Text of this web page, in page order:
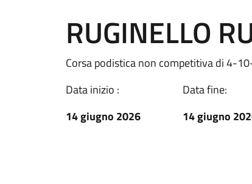
RUGINELLO
Corsa podistica non competitiva di 4-
Data inizio :
14 giugno 2026
Data fine:
14 giugno